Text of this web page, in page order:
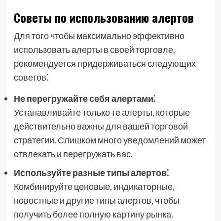
Советы по использованию алертов
Для того чтобы максимально эффективно
использовать алерты в своей торговле,
рекомендуется придерживаться следующих
советов⁚
Не перегружайте себя алертами⁚
Устанавливайте только те алерты, которые
действительно важны для вашей торговой
стратегии. Слишком много уведомлений может
отвлекать и перегружать вас.
Используйте разные типы алертов⁚
Комбинируйте ценовые, индикаторные,
новостные и другие типы алертов, чтобы
получить более полную картину рынка.